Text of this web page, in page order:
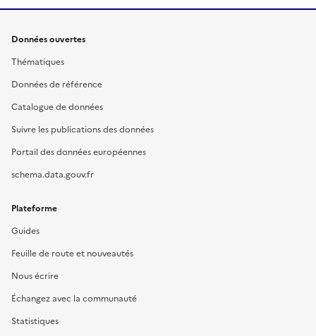
Données ouvertes
Thématiques
Données de référence
Catalogue de données
Suivre les publications des données
Portail des données européennes
schema.data.gouv.fr
Plateforme
Guides
Feuille de route et nouveautés
Nous écrire
Échangez avec la communauté
Statistiques